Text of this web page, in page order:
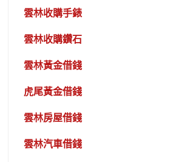
雲林收購手錶
雲林收購鑽石
雲林黃金借錢
虎尾黃金借錢
雲林房屋借錢
雲林汽車借錢